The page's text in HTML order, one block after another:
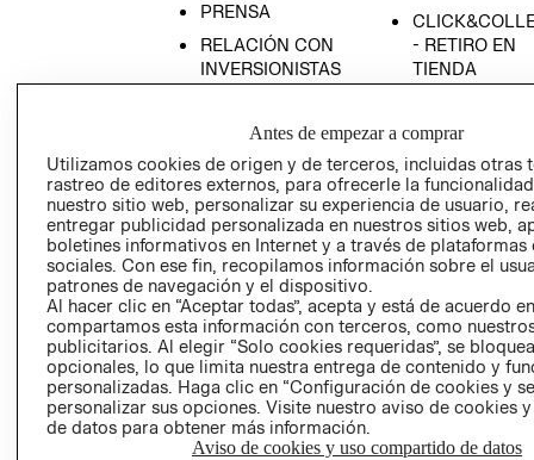
PRENSA
RELACIÓN CON
INVERSIONISTAS
EMPRESARIAL
- RETIRO EN
TIENDA
CONDICIONES
AVISO DE
PRIVACIDAD
GIFT CARD
AVISO DE
COOKIES
Chile ($)
Antes de empezar a comprar
Utilizamos cookies de origen y de terceros, incluidas otras
rastreo de editores externos, para ofrecerle la
nuestro sitio web, personalizar su experiencia de usuario,
entregar publicidad personalizada en nuestros sitios web,
boletines informativos en Internet y a través de plataformas
sociales. Con ese fin, recopilamos información sobre el
patrones de navegación y el dispositivo.
Al hacer clic en “Aceptar todas”, acepta y está de acuerdo
compartamos esta información con terceros, como
publicitarios. Al elegir “Solo cookies requeridas”, se
opcionales, lo que limita nuestra entrega de contenido y
personalizadas. Haga clic en “Configuración de cookies y
personalizar sus opciones. Visite nuestro aviso de cookies
de datos para obtener más información.
Aviso de cookies y uso compartido de datos